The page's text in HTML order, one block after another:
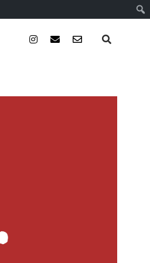
instagram
emailemail-